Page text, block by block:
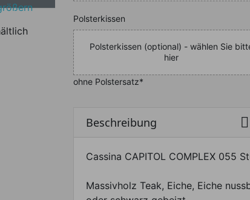
Nachfolgend können Sie
Polsterkissen
Polsterkissen (optional) - wählen Sie
hier
ohne Polstersatz*
Beschreibung 
Cassina CAPITOL COMPLEX 055
Massivholz Teak, Eiche, Eiche